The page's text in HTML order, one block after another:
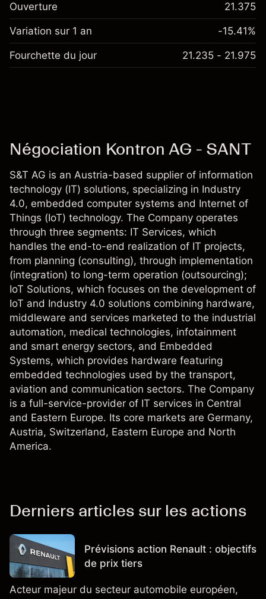
Ouverture 21.375
Variation sur 1 an -15.41%
Fourchette du jour 21.235 - 21.975
Négociation Kontron AG - SANT
S&T AG is an Austria-based supplier of information
technology (IT) solutions, specializing in Industry
4.0, embedded computer systems and Internet of
Things (IoT) technology. The Company operates
through three segments: IT Services, which
handles the end-to-end realization of IT projects,
from planning (consulting), through implementation
(integration) to long-term operation (outsourcing);
IoT Solutions, which focuses on the development of
IoT and Industry 4.0 solutions combining hardware,
middleware and services marketed to the industrial
automation, medical technologies, infotainment
and smart energy sectors, and Embedded
Systems, which provides hardware featuring
embedded technologies used by the transport,
aviation and communication sectors. The Company
is a full-service-provider of IT services in Central
and Eastern Europe. Its core markets are Germany,
Austria, Switzerland, Eastern Europe and North
America.
Derniers articles sur les actions
Prévisions action Renault : objectifs
de prix tiers
Acteur majeur du secteur automobile européen,